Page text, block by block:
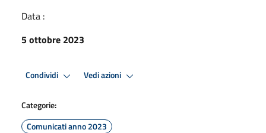
Data :
5 ottobre 2023
Condividi Vedi azioni
Categorie:
Comunicati anno 2023